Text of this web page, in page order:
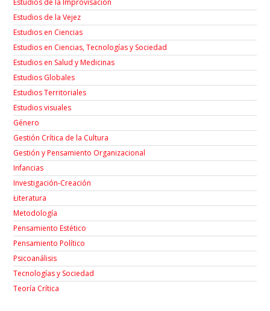
Estudios de la Improvisación
Estudios de la Vejez
Estudios en Ciencias
Estudios en Ciencias, Tecnologías y Sociedad
Estudios en Salud y Medicinas
Estudios Globales
Estudios Territoriales
Estudios visuales
Género
Gestión Crítica de la Cultura
Gestión y Pensamiento Organizacional
Infancias
Investigación-Creación
Łiteratura
Metodología
Pensamiento Estético
Pensamiento Político
Psicoanálisis
Tecnologías y Sociedad
Teoría Crítica